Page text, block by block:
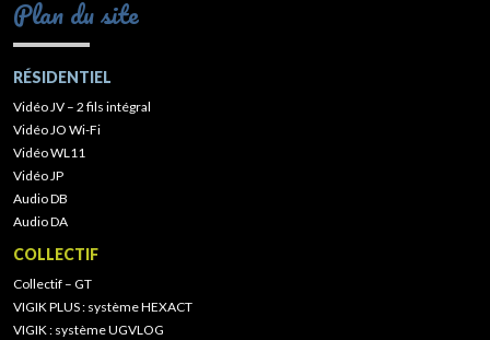
Plan du site
RÉSIDENTIEL
Vidéo JV – 2 fils intégral
Vidéo JO Wi-Fi
Vidéo WL11
Vidéo JP
Audio DB
Audio DA
COLLECTIF
Collectif – GT
VIGIK PLUS : système HEXACT
VIGIK : système UGVLOG